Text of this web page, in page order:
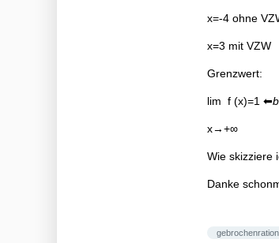
x=-4 ohne
x=3 mit VZW
Grenzwert:
lim f (x)=1 ⬅
x→+∞
Wie skizziere
Danke